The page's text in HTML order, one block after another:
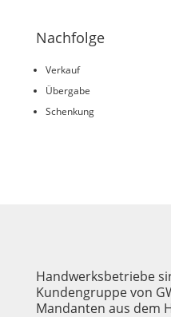
Nachfolge
Verkauf
Übergabe
Schenkung
Handwerksbetriebe
Kundengruppe von
Mandanten aus dem